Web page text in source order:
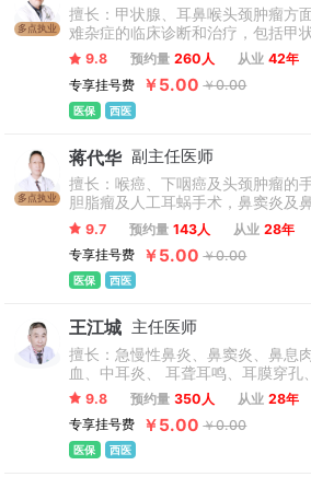
瘫、中耳炎、耳聋耳鸣、眩晕、鼓膜穿
炎、鼻息肉、鼻中隔偏曲、咽喉炎、声
样体肥大、鼾症、喉癌、下咽癌、头颈
利浦螺旋CT、美国美敦力动力Madis
手术显微镜、欧曼超高清内窥镜、美国
多点执业
擅长：甲状腺、耳鼻喉头颈肿瘤方
难杂症的临床诊断和治疗，包括甲
减、桥本氏甲状腺炎、甲状腺癌/微
息肉、中耳炎、扁桃体/腺样体肥大
囊肿等，尤其擅长甲状腺结节分级
及中西结合治疗等。
9.8 预约量 260人 从业 42年
专享挂号费
￥5.00 ￥0.00
医保 西医
多点执业
蒋代华 副主任医师
擅长：喉癌、下咽癌及头颈肿瘤的
胆脂瘤及人工耳蜗手术，鼻窦炎及
9.7 预约量 143人 从业 28年
专享挂号费
￥5.00 ￥0.00
医保 西医
王江城 主任医师
擅长：急慢性鼻炎、鼻窦炎、鼻息
血、中耳炎、 耳聋耳鸣、耳膜穿
小结、症等各类耳鼻喉常见疾病，
鼻内窥镜微创术治疗鼻窦炎、过敏
大、淋巴滤泡增生等疾病。
9.8 预约量 350人 从业 28年
专享挂号费
￥5.00 ￥0.00
医保 西医